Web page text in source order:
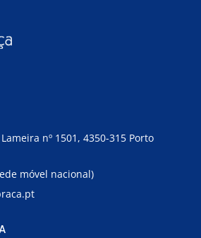
nº 1501, 4350-315 Porto
móvel nacional)